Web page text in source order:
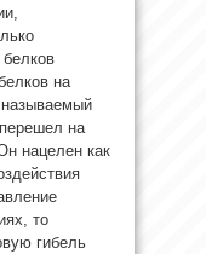
на
называемый
на
нацелен как
то
гибель